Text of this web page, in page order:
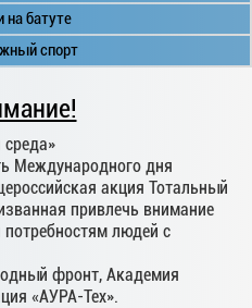
батуте
спорт
среда»
Международного дня
акция Тотальный
привлечь внимание
людей с
фронт, Академия
«АУРА-Тех».